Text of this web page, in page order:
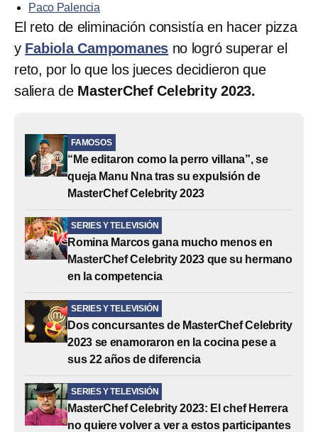
Paco Palencia
El reto de eliminación consistía en hacer pizza
y Fabiola Campomanes no logró superar el
reto, por lo que los jueces decidieron que
saliera de MasterChef Celebrity 2023.
FAMOSOS
“Me editaron como la perro villana”, se
queja Manu Nna tras su expulsión de
MasterChef Celebrity 2023
SERIES Y TELEVISIÓN
Romina Marcos gana mucho menos en
MasterChef Celebrity 2023 que su hermano
en la competencia
SERIES Y TELEVISIÓN
Dos concursantes de MasterChef Celebrity
2023 se enamoraron en la cocina pese a
sus 22 años de diferencia
SERIES Y TELEVISIÓN
MasterChef Celebrity 2023: El chef Herrera
no quiere volver a ver a estos participantes